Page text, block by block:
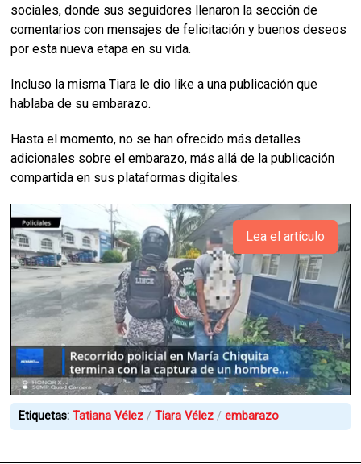
sociales, donde sus seguidores llenaron la sección de
comentarios con mensajes de felicitación y buenos deseos
por esta nueva etapa en su vida.
Incluso la misma Tiara le dio like a una publicación que
hablaba de su embarazo.
Hasta el momento, no se han ofrecido más detalles
adicionales sobre el embarazo, más allá de la publicación
compartida en sus plataformas digitales.
Lea el artículo
Etiquetas:Tatiana Vélez Tiara Vélez embarazo